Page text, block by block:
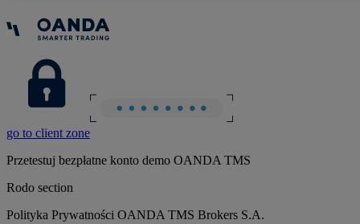
go to client zone
Przetestuj bezpłatne konto demo OANDA TMS
Rodo section
Polityka Prywatności OANDA TMS Brokers S.A.